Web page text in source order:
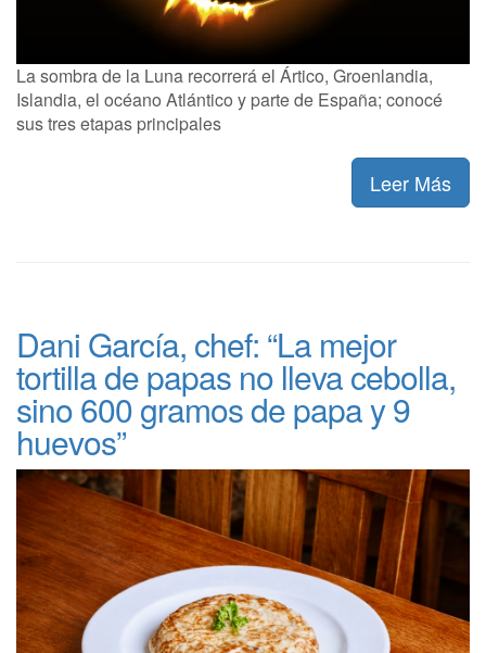
La sombra de la Luna recorrerá el Ártico, Groenlandia,
Islandia, el océano Atlántico y parte de España; conocé
sus tres etapas principales
Leer Más
Dani García, chef: “La mejor
tortilla de papas no lleva cebolla,
sino 600 gramos de papa y 9
huevos”